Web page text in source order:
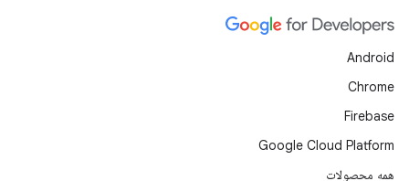
Android
Chrome
Firebase
Google Cloud Platform
همه محصولات